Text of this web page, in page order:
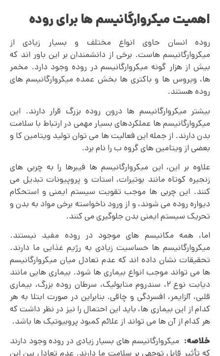
اهمیت میکروارگانیسم ها برای روده
روده انسان حاوی انواع مختلف و بسیار زیادی از
میکروارگانیسم هاست. برخی از دانشمندان بر این باور اند که
بیش از هزار گونه میکروارگانیسم در روده وجود دارد. مخمر
ها، ویروس ها و باکتری ها بخش عمده میکروارگانیسم های
روده هستند.
بیشتر میکروارگانیسم ها درون روده بزرگ قرار دارند. این
میکروارگانیسم ها عملکردهای بسیار مهمی در ارتباط با سلامت
بدن دارند. از جمله این فعالیت ها می توان تولید ویتامین کا و
بعضی از ویتامین های گروه ب را نام برد.
علاوه بر این، این میکروارگانیسم ها فیبرها را به چربی های
زنجیره کوتاه مانند بوتیرات، استات و پروپیونات تبدیل می
کنند. این چربی ها موجب تقویت سیستم ایمنی و استحکام
دیواره روده می شوند، و از ورود ناخواسته برخی مواد به بدن و
تحریک سیستم ایمنی بدن جلوگیری می کنند.
اما، همه مکانیسم های موجود در روده مفید نیستند.
میکروارگانیسم ها حساسیت زیادی به رژیم غذایی ما دارند.
تحقیقات نشان داده اند که عدم تعادل میان میکروارگانیسم
ها می تواند موجب انواع بیماری ها شود. بیماری هایی مانند
دیابت نوع ۲، سندروم متابولیک، سرطان روده بزرگ، بیماری
قلبی، آلزایمر، افسردگی و چاقی. بنابراین در صورت ابتلا به هر
کدام از این بیماری ها، باید این احتمال را نیز در نظر داشت که
هر کدام از آن ها می تواند از علائم کمبود پروبیوتیک ها باشد.
خلاصه: میکروارگانیسم های بسیار زیادی در روده وجود دارند
که تأثیر قابل توجهی بر سلامت ما دارند. عدم تعادل بین این